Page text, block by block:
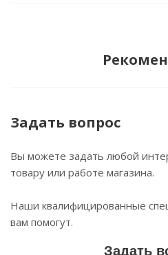
Задать вопрос
Вы можете задать любой
товару или работе магазина.
Наши квалифицированные
вам помогут.
Задать